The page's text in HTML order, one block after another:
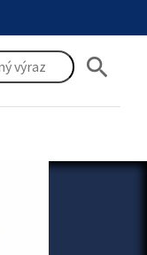
search